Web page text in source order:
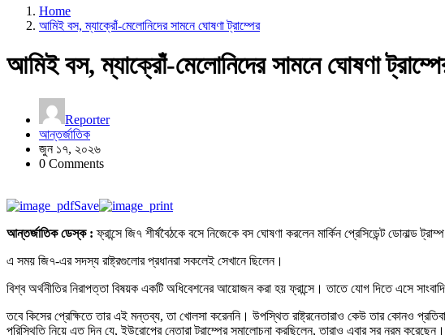
Home
আমিই বস, ম্যাক্রোঁ-মেলোনিদের সামনে ঘোষণা ট্রাম্পের
আমিই বস, ম্যাক্রোঁ-মেলোনিদের সামনে ঘোষণা
Reporter
আন্তর্জাতিক
জুন ১৭, ২০২৬
0 Comments
Save
আন্তর্জাতিক ডেস্ক : ফ্রান্সে জি৭ শীর্ষবৈঠকে বসে নিজেকে বস ঘোষণা করলেন মার্কিন প্রেসিডেন্ট ডোনাল্ড
এ সময় জি৭-এর সদস্য রাষ্ট্রগুলোর প্রধানরা সকলেই সেখানে ছিলেন।
বিশ্ব অর্থনীতির নিরাপত্তা বিষয়ক একটি অধিবেশনের আয়োজন করা হয় ফ্রান্সে। তাতে যোগ দিতে এসে
তবে কিসের প্রেক্ষিতে তার এই মন্তব্য, তা খোলসা করেননি। উপস্থিত রাষ্ট্রনেতারাও কেউ তার কোনও
পরিস্থিতি নিয়ে এত দিন যে, ইউরোপের নেতারা ট্রাম্পের সমালোচনা করছিলেন, তারাও এবার সুর নরম করেছেন।